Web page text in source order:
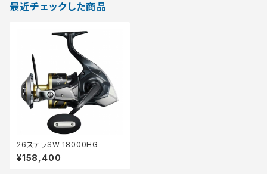
最近チェックした商品
26ステラSW 18000HG
¥158,400